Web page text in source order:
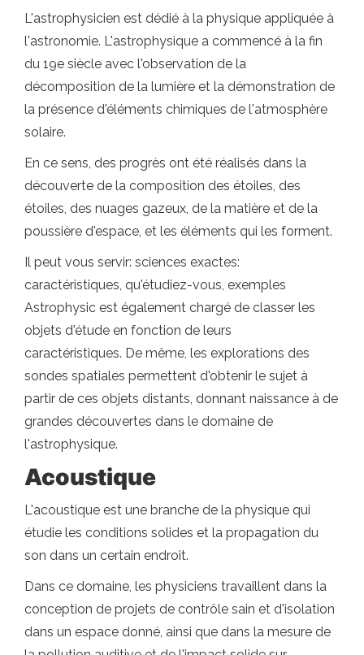
L'astrophysicien est dédié à la physique appliquée à
l'astronomie. L'astrophysique a commencé à la fin
du 19e siècle avec l'observation de la
décomposition de la lumière et la démonstration de
la présence d'éléments chimiques de l'atmosphère
solaire.
En ce sens, des progrès ont été réalisés dans la
découverte de la composition des étoiles, des
étoiles, des nuages ​​gazeux, de la matière et de la
poussière d'espace, et les éléments qui les forment.
Il peut vous servir: sciences exactes:
caractéristiques, qu'étudiez-vous, exemples
Astrophysic est également chargé de classer les
objets d'étude en fonction de leurs
caractéristiques. De même, les explorations des
sondes spatiales permettent d'obtenir le sujet à
partir de ces objets distants, donnant naissance à de
grandes découvertes dans le domaine de
l'astrophysique.
Acoustique
L'acoustique est une branche de la physique qui
étudie les conditions solides et la propagation du
son dans un certain endroit.
Dans ce domaine, les physiciens travaillent dans la
conception de projets de contrôle sain et d'isolation
dans un espace donné, ainsi que dans la mesure de